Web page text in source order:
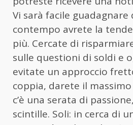
Vi sarà facile guadagnare
contempo avrete la
più. Cercate di
sulle questioni di soldi e
evitate un approccio
coppia, darete il
c’è una serata di
scintille. Soli: in cerca di